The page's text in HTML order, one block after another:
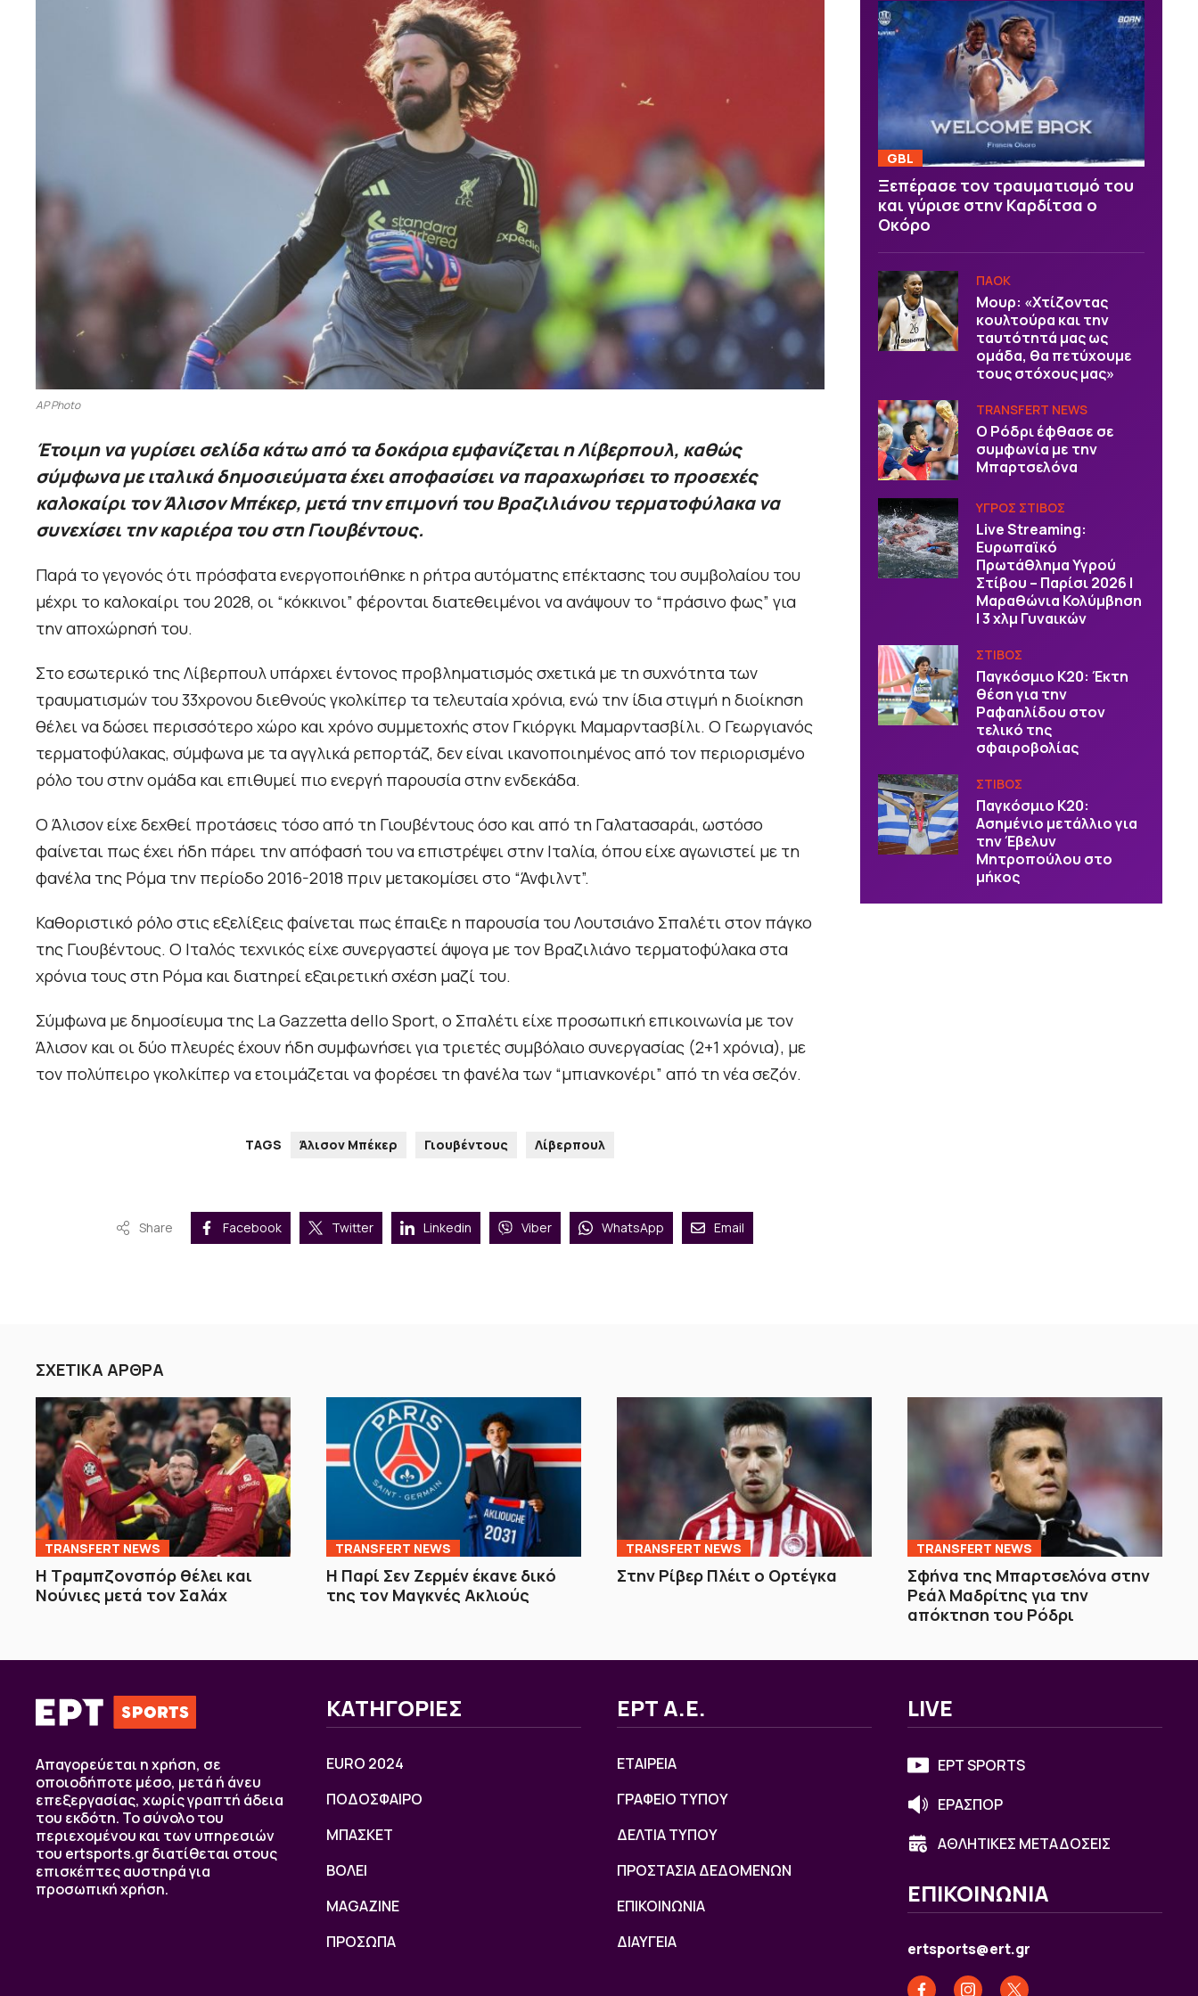
AP Photo
Έτοιμη να γυρίσει σελίδα κάτω από τα δοκάρια εμφανίζεται η Λίβερπουλ, καθώς
σύμφωνα με ιταλικά δημοσιεύματα έχει αποφασίσει να παραχωρήσει το προσεχές
καλοκαίρι τον Άλισον Μπέκερ, μετά την επιμονή του Βραζιλιάνου τερματοφύλακα να
συνεχίσει την καριέρα του στη Γιουβέντους.
Παρά το γεγονός ότι πρόσφατα ενεργοποιήθηκε η ρήτρα αυτόματης επέκτασης του συμβολαίου του
μέχρι το καλοκαίρι του 2028, οι “κόκκινοι” φέρονται διατεθειμένοι να ανάψουν το “πράσινο φως” για
την αποχώρησή του.
Στο εσωτερικό της Λίβερπουλ υπάρχει έντονος προβληματισμός σχετικά με τη συχνότητα των
τραυματισμών του 33χρονου διεθνούς γκολκίπερ τα τελευταία χρόνια, ενώ την ίδια στιγμή η διοίκηση
θέλει να δώσει περισσότερο χώρο και χρόνο συμμετοχής στον Γκιόργκι Μαμαρντασβίλι. Ο Γεωργιανός
τερματοφύλακας, σύμφωνα με τα αγγλικά ρεπορτάζ, δεν είναι ικανοποιημένος από τον περιορισμένο
ρόλο του στην ομάδα και επιθυμεί πιο ενεργή παρουσία στην ενδεκάδα.
Ο Άλισον είχε δεχθεί προτάσεις τόσο από τη Γιουβέντους όσο και από τη Γαλατασαράι, ωστόσο
φαίνεται πως έχει ήδη πάρει την απόφασή του να επιστρέψει στην Ιταλία, όπου είχε αγωνιστεί με τη
φανέλα της Ρόμα την περίοδο 2016-2018 πριν μετακομίσει στο “Άνφιλντ”.
Καθοριστικό ρόλο στις εξελίξεις φαίνεται πως έπαιξε η παρουσία του Λουτσιάνο Σπαλέτι στον πάγκο
της Γιουβέντους. Ο Ιταλός τεχνικός είχε συνεργαστεί άψογα με τον Βραζιλιάνο τερματοφύλακα στα
χρόνια τους στη Ρόμα και διατηρεί εξαιρετική σχέση μαζί του.
Σύμφωνα με δημοσίευμα της La Gazzetta dello Sport, ο Σπαλέτι είχε προσωπική επικοινωνία με τον
Άλισον και οι δύο πλευρές έχουν ήδη συμφωνήσει για τριετές συμβόλαιο συνεργασίας (2+1 χρόνια), με
τον πολύπειρο γκολκίπερ να ετοιμάζεται να φορέσει τη φανέλα των “μπιανκονέρι” από τη νέα σεζόν.
TAGS Άλισον Μπέκερ Γιουβέντους Λίβερπουλ
Share Facebook Twitter Linkedin Viber WhatsApp Email
GBL
Ξεπέρασε τον τραυματισμό του
και γύρισε στην Καρδίτσα ο
Οκόρο
ΠΑΟΚ
Μουρ: «Χτίζοντας
κουλτούρα και την
ταυτότητά μας ως
ομάδα, θα πετύχουμε
τους στόχους μας»
TRANSFERT NEWS
O Ρόδρι έφθασε σε
συμφωνία με την
Μπαρτσελόνα
ΥΓΡΟΣ ΣΤΙΒΟΣ
Live Streaming:
Ευρωπαϊκό
Πρωτάθλημα Υγρού
Στίβου – Παρίσι 2026 |
Μαραθώνια Κολύμβηση
| 3 χλμ Γυναικών
ΣΤΙΒΟΣ
Παγκόσμιο Κ20: Έκτη
θέση για την
Ραφαηλίδου στον
τελικό της
σφαιροβολίας
ΣΤΙΒΟΣ
Παγκόσμιο Κ20:
Ασημένιο μετάλλιο για
την Έβελυν
Μητροπούλου στο
μήκος
ΣΧΕΤΙΚΑ ΑΡΘΡΑ
TRANSFERT NEWS
Η Τραμπζονσπόρ θέλει και
Νούνιες μετά τον Σαλάχ
TRANSFERT NEWS
Η Παρί Σεν Ζερμέν έκανε δικό
της τον Μαγκνές Ακλιούς
TRANSFERT NEWS
Στην Ρίβερ Πλέιτ ο Ορτέγκα
TRANSFERT NEWS
Σφήνα της Μπαρτσελόνα στην
Ρεάλ Μαδρίτης για την
απόκτηση του Ρόδρι
Απαγορεύεται η χρήση, σε
οποιοδήποτε μέσο, μετά ή άνευ
επεξεργασίας, χωρίς γραπτή άδεια
του εκδότη. Το σύνολο του
περιεχομένου και των υπηρεσιών
του ertsports.gr διατίθεται στους
επισκέπτες αυστηρά για
προσωπική χρήση.
ΚΑΤΗΓΟΡΙΕΣ
EURO 2024
ΠΟΔΟΣΦΑΙΡΟ
ΜΠΑΣΚΕΤ
ΒOΛΕΙ
MAGAZINE
ΠΡΟΣΩΠΑ
ΕΡΤ Α.Ε.
ΕΤΑΙΡΕΙΑ
ΓΡΑΦΕΙΟ ΤΥΠΟΥ
ΔΕΛΤΙΑ ΤΥΠΟΥ
ΠΡΟΣΤΑΣΙΑ ΔΕΔΟΜΕΝΩΝ
ΕΠΙΚΟΙΝΩΝΙΑ
ΔΙΑΥΓΕΙΑ
LIVE
ΕΡΤ SPORTS
ΕΡΑΣΠΟΡ
ΑΘΛΗΤΙΚΕΣ ΜΕΤΑΔΟΣΕΙΣ
ΕΠΙΚΟΙΝΩΝΙΑ
ertsports@ert.gr